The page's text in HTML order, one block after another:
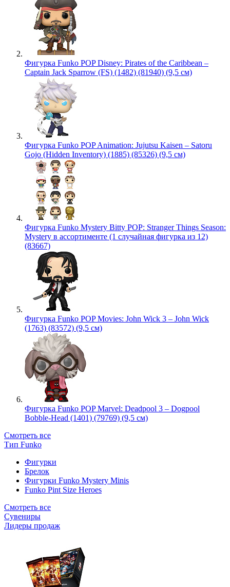
Фигурка Funko POP Disney: Pirates of the Caribbean –
Captain Jack Sparrow (FS) (1482) (81940) (9,5 см)
Фигурка Funko POP Animation: Jujutsu Kaisen – Satoru
Gojo (Hidden Inventory) (1885) (85326) (9,5 см)
Фигурка Funko Mystery Bitty POP: Stranger Things Season:
Mystery в ассортименте (1 случайная фигурка из 12)
(83667)
Фигурка Funko POP Movies: John Wick 3 – John Wick
(1763) (83572) (9,5 см)
Фигурка Funko POP Marvel: Deadpool 3 – Dogpool
Bobble-Head (1401) (79769) (9,5 см)
Смотреть все
Тип Funko
Фигурки
Брелок
Фигурки Funko Mystery Minis
Funko Pint Size Heroes
Смотреть все
Сувениры
Лидеры продаж